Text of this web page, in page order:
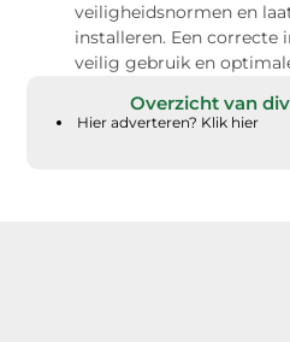
veiligheidsnormen en
installeren. Een correcte
veilig gebruik en
Overzicht van
Hier adverteren? Klik hier